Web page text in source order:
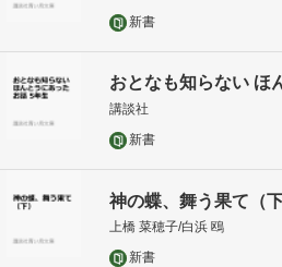
新書
おとなも知らない ほ
講談社
新書
神の蝶、舞う果て（下
上橋 菜穂子/白浜 鴎
新書